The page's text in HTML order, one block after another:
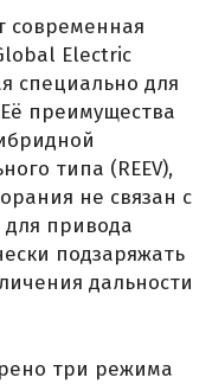
современная
Electric
специально для
преимущества
типа (REEV),
не связан с
привода
подзаряжать
дальности
три режима